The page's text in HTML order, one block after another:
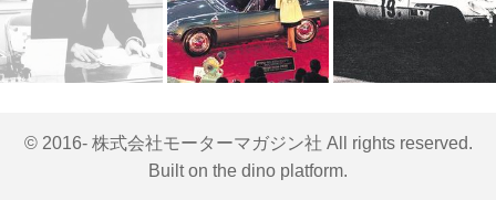
© 2016- 株式会社モーターマガジン社 All rights reserved.
Built on the dino platform.